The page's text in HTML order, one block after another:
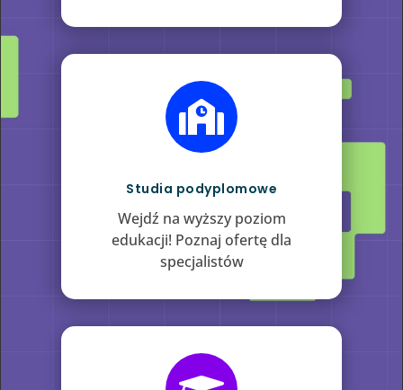

Studia podyplomowe
Wejdź na wyższy poziom
edukacji! Poznaj ofertę dla
specjalistów